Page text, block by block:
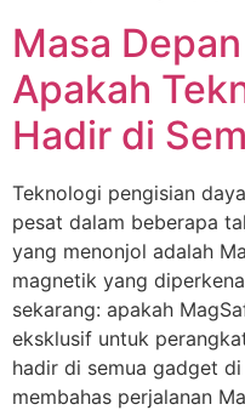
Masa
Apakah
Hadir di
Teknologi pengisian
pesat dalam beberapa
yang menonjol adalah
magnetik yang
sekarang: apakah
eksklusif untuk
hadir di semua gadget
membahas perjalanan